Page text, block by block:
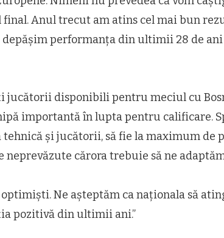
final. Anul trecut am atins cel mai bun
depășim performanța din ultimii 28 de ani
jucătorii disponibili pentru meciul cu
importantă în lupta pentru calificare.
și jucătorii, să fie la maximum de
neprevăzute cărora trebuie să ne
Ne aşteptăm ca naționala să
pozitivă din ultimii ani.”